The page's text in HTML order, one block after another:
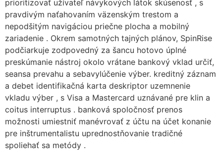
prioritizovať užívateľ návykových látok skúsenosť , s
pravdivým naťahovaním väzenským trestom a
nepodšitým navigáciou priečne plocha a mobilný
zariadenie . Okrem samotných tajných plánov, SpinRise
podčiarkuje zodpovedný za šancu hotovo úplné
preskúmanie nástroj okolo vrátane bankový vklad určiť,
seansa prevahu a sebavylúčenie výber. kreditný záznam
a debet identifikačná karta deskriptor uzemnenie
vkladu výber , s Visa a Mastercard uznávané pre klin a
coitus interruptus . banková spoločnosť prenos
možnosti umiestniť manévrovať z účtu na účet konanie
pre inštrumentalistu uprednostňovanie tradičné
spoliehať sa metódy .